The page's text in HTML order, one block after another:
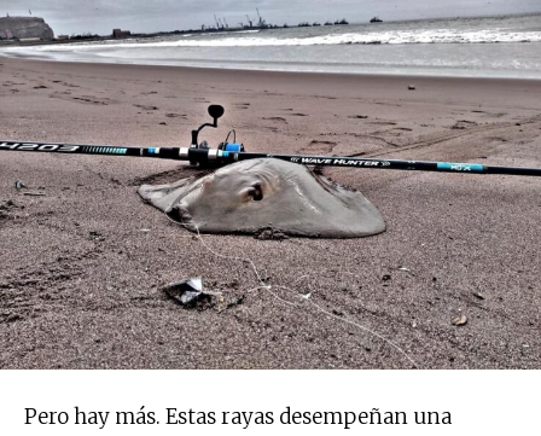
Pero hay más. Estas rayas desempeñan una